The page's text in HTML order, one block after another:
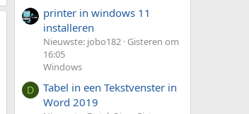
printer in windows 11
installeren
Nieuwste: jobo182 Gisteren om
16:05
Windows
D
Tabel in een Tekstvenster in
Word 2019